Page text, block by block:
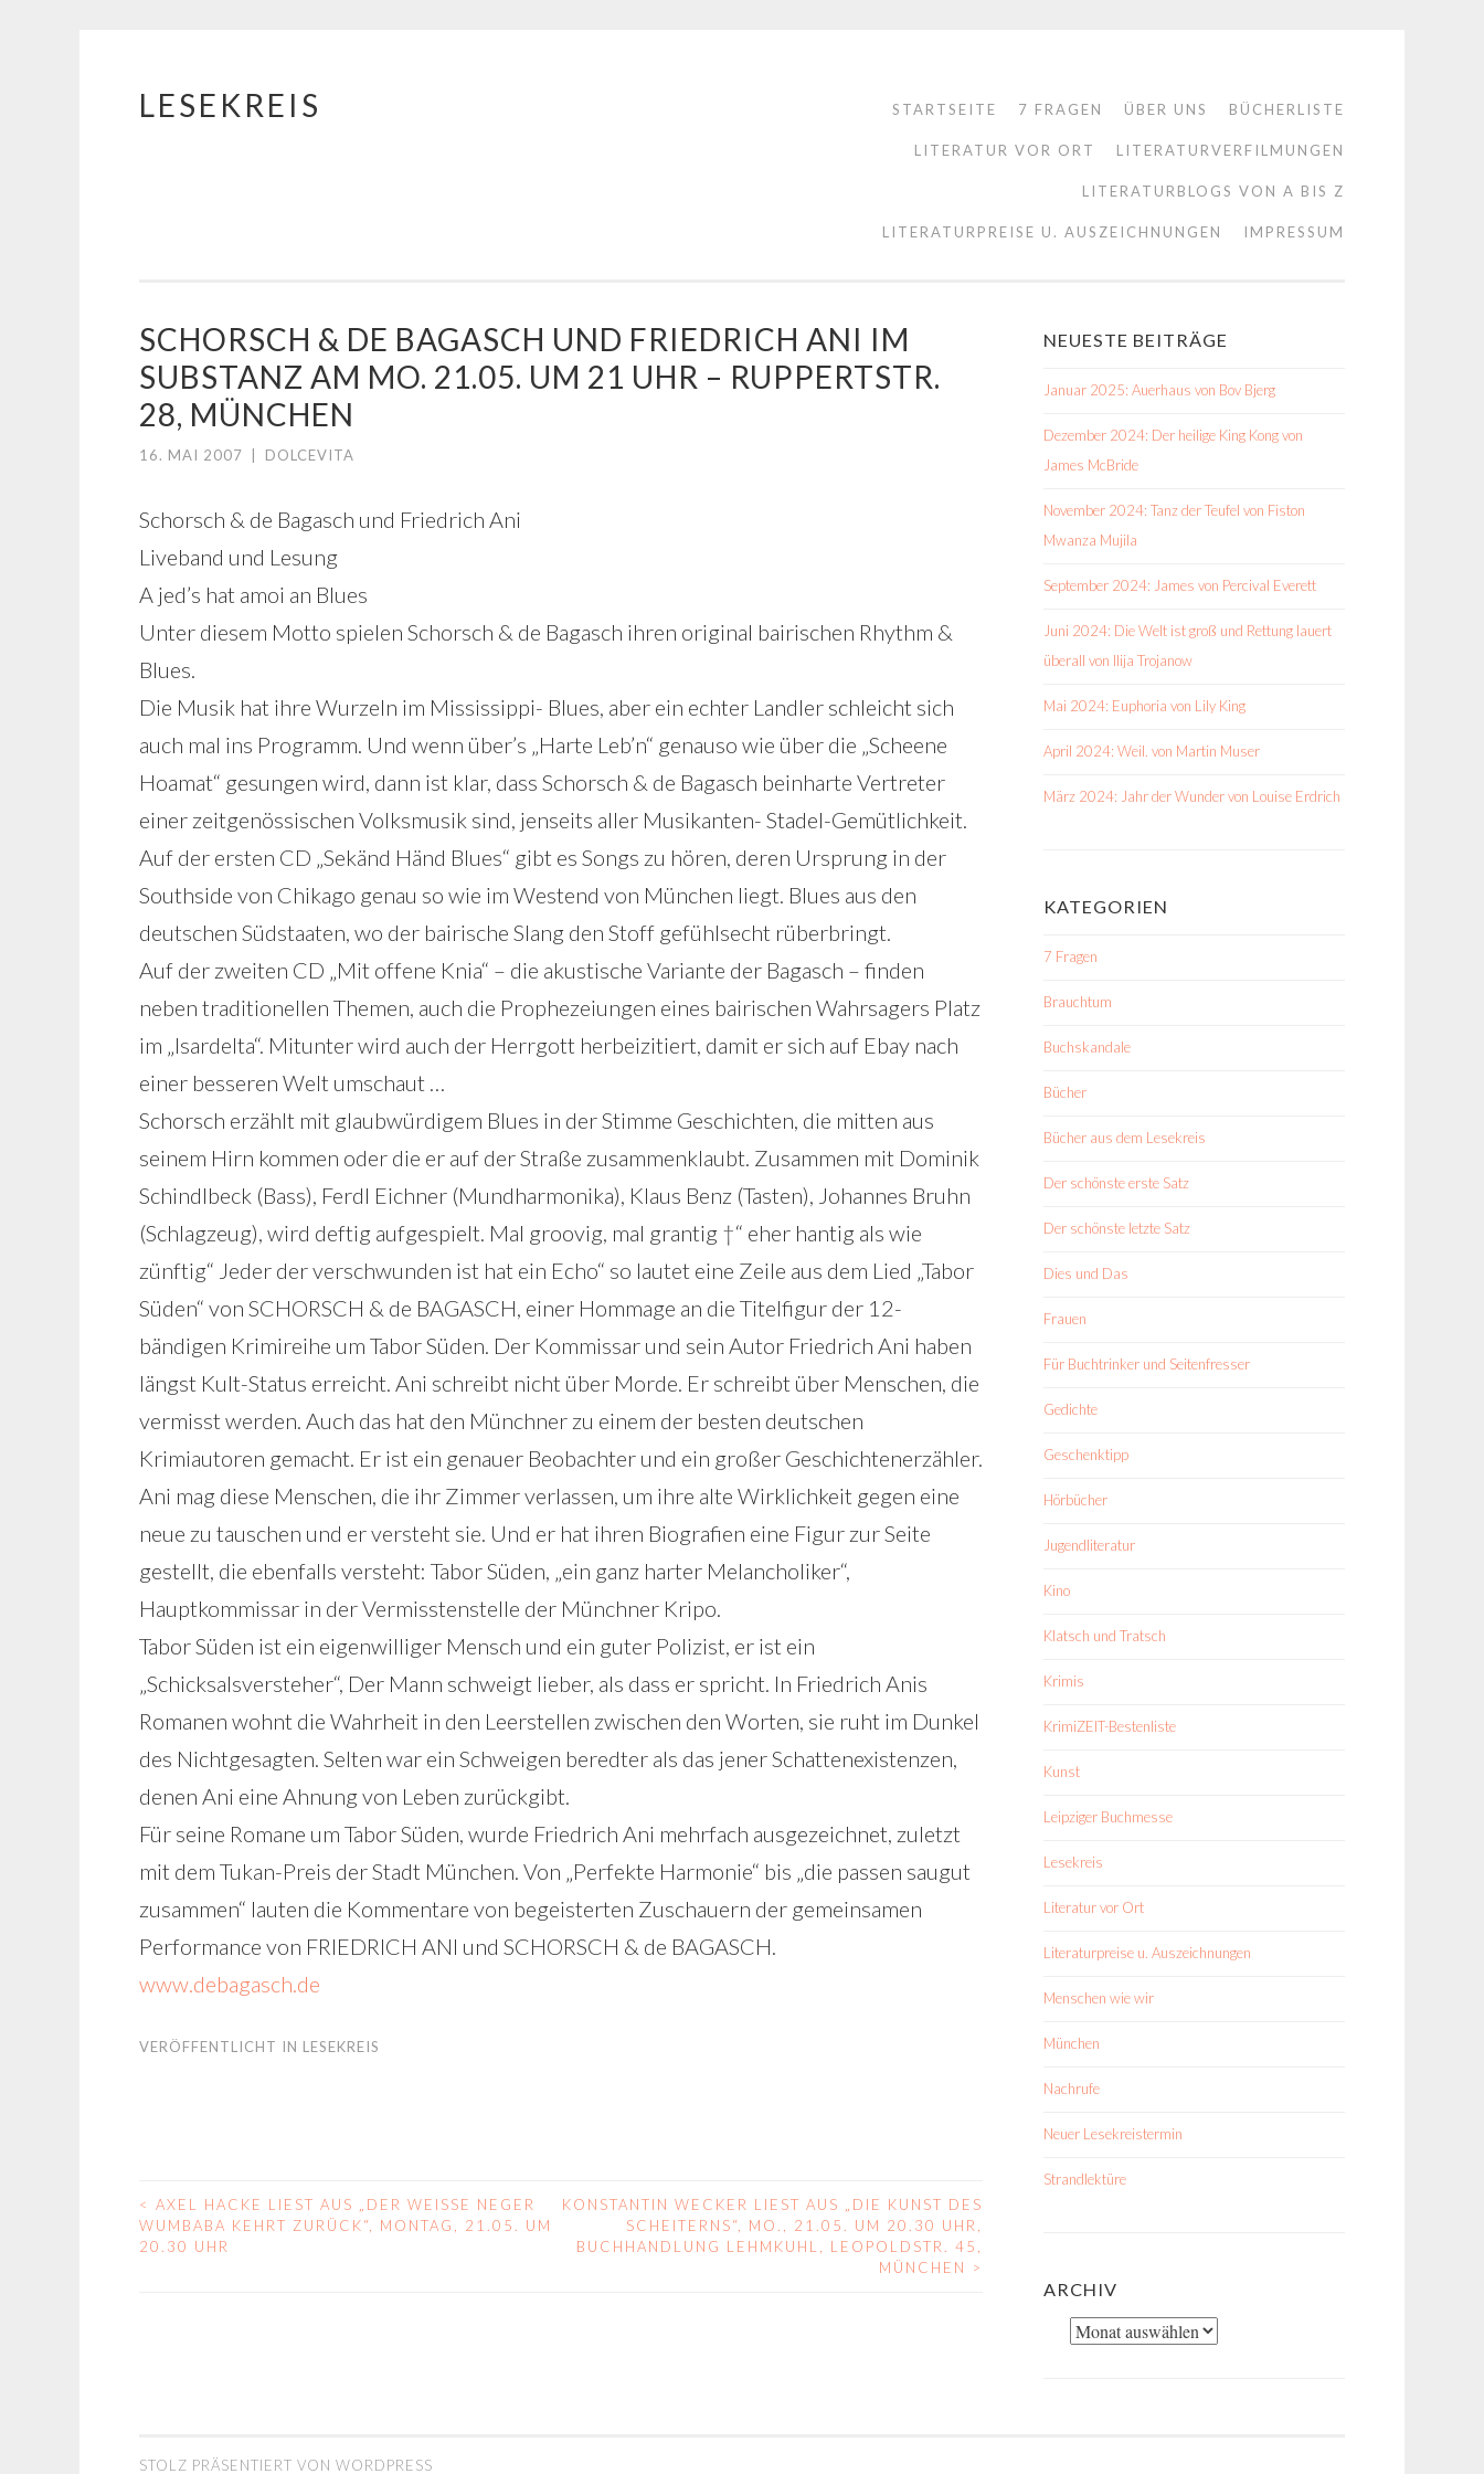
Springe
LESEKREIS STARTSEITE 7 FRAGEN ÜBER UNS BÜCHERLISTE
LITERATUR VOR ORT LITERATURVERFILMUNGEN
LITERATURBLOGS VON A BIS Z
LITERATURPREISE U. AUSZEICHNUNGEN IMPRESSUM
SCHORSCH & DE BAGASCH UND FRIEDRICH ANI IM
SUBSTANZ AM MO. 21.05. UM 21 UHR – RUPPERTSTR.
28, MÜNCHEN
16. MAI 2007 DOLCEVITA
Schorsch & de Bagasch und Friedrich Ani
Liveband und Lesung
A jed’s hat amoi an Blues
Unter diesem Motto spielen Schorsch & de Bagasch ihren original bairischen Rhythm &
Blues.
Die Musik hat ihre Wurzeln im Mississippi- Blues, aber ein echter Landler schleicht sich
auch mal ins Programm. Und wenn über’s „Harte Leb’n“ genauso wie über die „Scheene
Hoamat“ gesungen wird, dann ist klar, dass Schorsch & de Bagasch beinharte Vertreter
einer zeitgenössischen Volksmusik sind, jenseits aller Musikanten- Stadel-Gemütlichkeit.
Auf der ersten CD „Sekänd Händ Blues“ gibt es Songs zu hören, deren Ursprung in der
Southside von Chikago genau so wie im Westend von München liegt. Blues aus den
deutschen Südstaaten, wo der bairische Slang den Stoff gefühlsecht rüberbringt.
Auf der zweiten CD „Mit offene Knia“ – die akustische Variante der Bagasch – finden
neben traditionellen Themen, auch die Prophezeiungen eines bairischen Wahrsagers Platz
im „Isardelta“. Mitunter wird auch der Herrgott herbeizitiert, damit er sich auf Ebay nach
einer besseren Welt umschaut …
Schorsch erzählt mit glaubwürdigem Blues in der Stimme Geschichten, die mitten aus
seinem Hirn kommen oder die er auf der Straße zusammenklaubt. Zusammen mit Dominik
Schindlbeck (Bass), Ferdl Eichner (Mundharmonika), Klaus Benz (Tasten), Johannes Bruhn
(Schlagzeug), wird deftig aufgespielt. Mal groovig, mal grantig †“ eher hantig als wie
zünftig“ Jeder der verschwunden ist hat ein Echo“ so lautet eine Zeile aus dem Lied „Tabor
Süden“ von SCHORSCH & de BAGASCH, einer Hommage an die Titelfigur der 12-
bändigen Krimireihe um Tabor Süden. Der Kommissar und sein Autor Friedrich Ani haben
längst Kult-Status erreicht. Ani schreibt nicht über Morde. Er schreibt über Menschen, die
vermisst werden. Auch das hat den Münchner zu einem der besten deutschen
Krimiautoren gemacht. Er ist ein genauer Beobachter und ein großer Geschichtenerzähler.
Ani mag diese Menschen, die ihr Zimmer verlassen, um ihre alte Wirklichkeit gegen eine
neue zu tauschen und er versteht sie. Und er hat ihren Biografien eine Figur zur Seite
gestellt, die ebenfalls versteht: Tabor Süden, „ein ganz harter Melancholiker“,
Hauptkommissar in der Vermisstenstelle der Münchner Kripo.
Tabor Süden ist ein eigenwilliger Mensch und ein guter Polizist, er ist ein
„Schicksalsversteher“, Der Mann schweigt lieber, als dass er spricht. In Friedrich Anis
Romanen wohnt die Wahrheit in den Leerstellen zwischen den Worten, sie ruht im Dunkel
des Nichtgesagten. Selten war ein Schweigen beredter als das jener Schattenexistenzen,
denen Ani eine Ahnung von Leben zurückgibt.
Für seine Romane um Tabor Süden, wurde Friedrich Ani mehrfach ausgezeichnet, zuletzt
mit dem Tukan-Preis der Stadt München. Von „Perfekte Harmonie“ bis „die passen saugut
zusammen“ lauten die Kommentare von begeisterten Zuschauern der gemeinsamen
Performance von FRIEDRICH ANI und SCHORSCH & de BAGASCH.
www.debagasch.de
VERÖFFENTLICHT IN LESEKREIS
BEITRAGS-
< AXEL HACKE LIEST AUS „DER WEISSE NEGER
WUMBABA KEHRT ZURÜCK“, MONTAG, 21.05. UM
20.30 UHR
KONSTANTIN WECKER LIEST AUS „DIE KUNST DES
SCHEITERNS“, MO., 21.05. UM 20.30 UHR,
BUCHHANDLUNG LEHMKUHL, LEOPOLDSTR. 45,
MÜNCHEN >
NEUESTE BEITRÄGE
Januar 2025: Auerhaus von Bov Bjerg
Dezember 2024: Der heilige King Kong von
James McBride
November 2024: Tanz der Teufel von Fiston
Mwanza Mujila
September 2024: James von Percival Everett
Juni 2024: Die Welt ist groß und Rettung lauert
überall von Ilija Trojanow
Mai 2024: Euphoria von Lily King
April 2024: Weil. von Martin Muser
März 2024: Jahr der Wunder von Louise Erdrich
KATEGORIEN
7 Fragen
Brauchtum
Buchskandale
Bücher
Bücher aus dem Lesekreis
Der schönste erste Satz
Der schönste letzte Satz
Dies und Das
Frauen
Für Buchtrinker und Seitenfresser
Gedichte
Geschenktipp
Hörbücher
Jugendliteratur
Kino
Klatsch und Tratsch
Krimis
KrimiZEIT-Bestenliste
Kunst
Leipziger Buchmesse
Lesekreis
Literatur vor Ort
Literaturpreise u. Auszeichnungen
Menschen wie wir
München
Nachrufe
Neuer Lesekreistermin
Strandlektüre
ARCHIV
Archiv
STOLZ PRÄSENTIERT VON WORDPRESS